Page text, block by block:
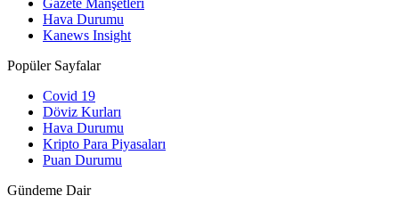
Gazete Manşetleri
Hava Durumu
Kanews Insight
Popüler Sayfalar
Covid 19
Döviz Kurları
Hava Durumu
Kripto Para Piyasaları
Puan Durumu
Gündeme Dair